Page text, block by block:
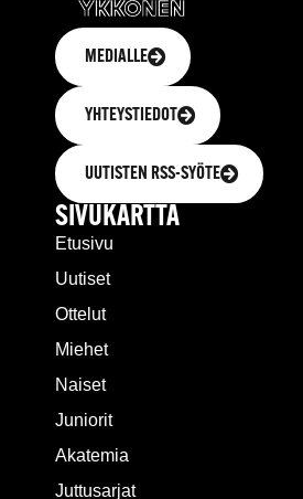
MEDIALLE
YHTEYSTIEDOT
UUTISTEN RSS-SYÖTE
SIVUKARTTA
Etusivu
Uutiset
Ottelut
Miehet
Naiset
Juniorit
Akatemia
Juttusarjat